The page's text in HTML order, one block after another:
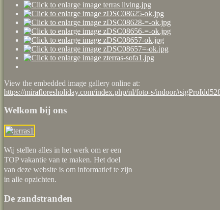
View the embedded image gallery online at:
https://mirafloresholiday.com/index.php/nl/foto-s/
Welkom bij ons
Wij stellen alles in het werk om er een
TOP vakantie van te maken. Het doel
van deze website is om informatief te zijn
in alle opzichten.
De zandstranden